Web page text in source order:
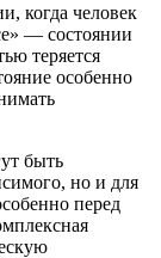
когда человек
— состоянии
теряется
особенно
быть
но и для
перед